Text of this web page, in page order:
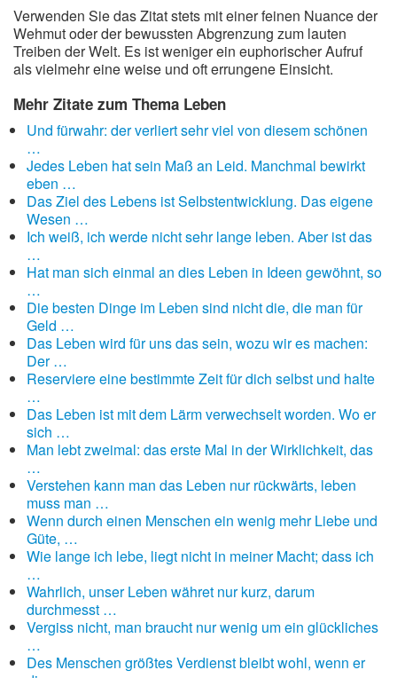
Verwenden Sie das Zitat stets mit einer feinen Nuance der
Wehmut oder der bewussten Abgrenzung zum lauten
Treiben der Welt. Es ist weniger ein euphorischer Aufruf
als vielmehr eine weise und oft errungene Einsicht.
Mehr Zitate zum Thema Leben
Und fürwahr: der verliert sehr viel von diesem schönen
…
Jedes Leben hat sein Maß an Leid. Manchmal bewirkt
eben …
Das Ziel des Lebens ist Selbstentwicklung. Das eigene
Wesen …
Ich weiß, ich werde nicht sehr lange leben. Aber ist das
…
Hat man sich einmal an dies Leben in Ideen gewöhnt, so
…
Die besten Dinge im Leben sind nicht die, die man für
Geld …
Das Leben wird für uns das sein, wozu wir es machen:
Der …
Reserviere eine bestimmte Zeit für dich selbst und halte
…
Das Leben ist mit dem Lärm verwechselt worden. Wo er
sich …
Man lebt zweimal: das erste Mal in der Wirklichkeit, das
…
Verstehen kann man das Leben nur rückwärts, leben
muss man …
Wenn durch einen Menschen ein wenig mehr Liebe und
Güte, …
Wie lange ich lebe, liegt nicht in meiner Macht; dass ich
…
Wahrlich, unser Leben währet nur kurz, darum
durchmesst …
Vergiss nicht, man braucht nur wenig um ein glückliches
…
Des Menschen größtes Verdienst bleibt wohl, wenn er